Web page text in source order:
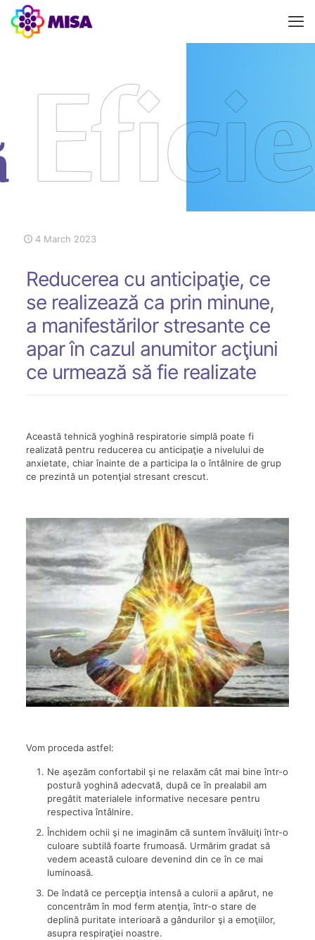
4 March 2023
Reducerea cu anticipaţie, ce
se realizează ca prin minune,
a manifestărilor stresante ce
apar în cazul anumitor acţiuni
ce urmează să fie realizate
Această tehnică yoghină respiratorie simplă poate fi
realizată pentru reducerea cu anticipaţie a nivelului de
anxietate, chiar înainte de a participa la o întâlnire de grup
ce prezintă un potenţial stresant crescut.
Vom proceda astfel:
Ne aşezăm confortabil şi ne relaxăm cât mai bine într-o
postură yoghină adecvată, după ce în prealabil am
pregătit materialele informative necesare pentru
respectiva întâlnire.
Închidem ochii şi ne imaginăm că suntem învăluiţi într-o
culoare subtilă foarte frumoasă. Urmărim gradat să
vedem această culoare devenind din ce în ce mai
luminoasă.
De îndată ce percepţia intensă a culorii a apărut, ne
concentrăm în mod ferm atenţia, într-o stare de
deplină puritate interioară a gândurilor şi a emoţiilor,
asupra respiraţiei noastre.